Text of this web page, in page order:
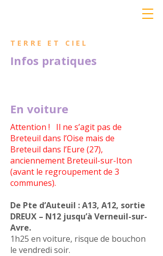
TERRE ET CIEL
Infos pratiques
En voiture
Attention ! Il ne s’agit pas de
Breteuil dans l’Oise mais de
Breteuil dans l’Eure (27),
anciennement Breteuil-sur-Iton
(avant le regroupement de 3
communes).
De Pte d’Auteuil : A13, A12, sortie
DREUX – N12 jusqu’à Verneuil-sur-
Avre.
1h25 en voiture, risque de bouchon
le vendredi soir.